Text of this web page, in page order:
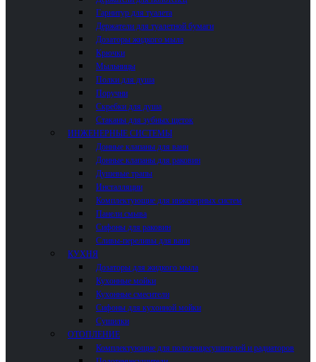
Гарнитур для туалета
Держатели для туалетной бумаги
Дозаторы жидкого мыла
Крючки
Мыльницы
Полки для душа
Поручни
Скребки для душа
Стаканы для зубных щеток
ИНЖЕНЕРНЫЕ СИСТЕМЫ
Донные клапаны для ванн
Донные клапаны для раковин
Душевые трапы
Инсталляции
Комплектующие для инженерных систем
Панели смыва
Сифоны для раковин
Сливы-переливы для ванн
КУХНЯ
Дозаторы для жидкого мыла
Кухонные мойки
Кухонные смесители
Сифоны для кухонной мойки
Сушилки
ОТОПЛЕНИЕ
Комплектующие для полотенцесушителей и радиаторов